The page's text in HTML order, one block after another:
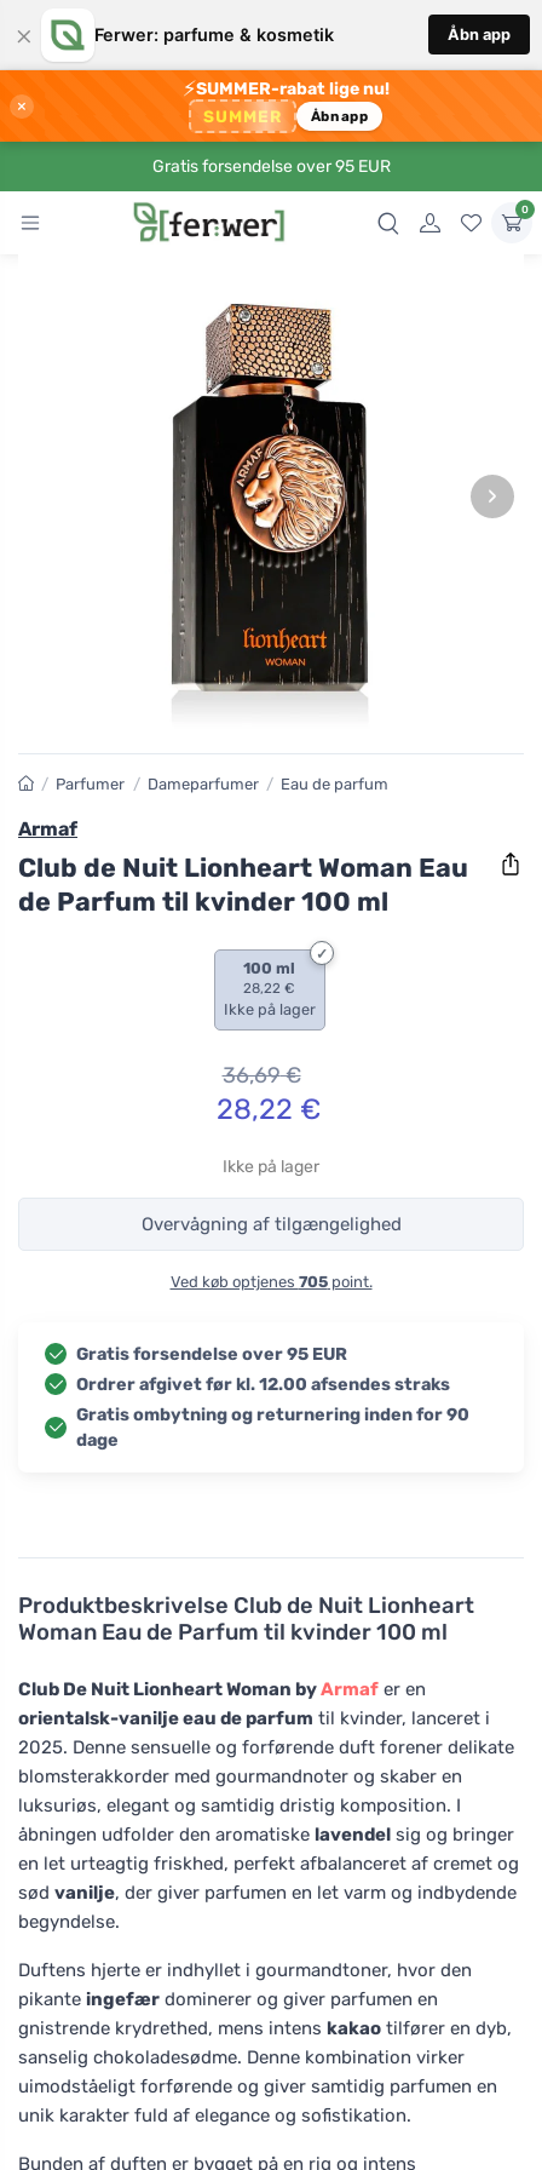
× Ferwer: parfume & kosmetik Åbn app
×
⚡SUMMER-rabat lige nu!
SUMMER Åbn app
Gratis forsendelse over 95 EUR
0
›
Produktbeskrivelse Club de Nuit Lionheart
Woman Eau de Parfum til kvinder 100 ml
Club De Nuit Lionheart Woman byArmaf er en
orientalsk-vanilje eau de parfum til kvinder, lanceret i
2025. Denne sensuelle og forførende duft forener delikate
blomsterakkorder med gourmandnoter og skaber en
luksuriøs, elegant og samtidig dristig komposition. I
åbningen udfolder den aromatiske lavendel sig og bringer
en let urteagtig friskhed, perfekt afbalanceret af cremet og
sød vanilje, der giver parfumen en let varm og indbydende
begyndelse.
Duftens hjerte er indhyllet i gourmandtoner, hvor den
pikante ingefær dominerer og giver parfumen en
gnistrende krydrethed, mens intens kakao tilfører en dyb,
sanselig chokoladesødme. Denne kombination virker
uimodståeligt forførende og giver samtidig parfumen en
unik karakter fuld af elegance og sofistikation.
Bunden af duften er bygget på en rig og intens
/ Parfumer / Dameparfumer / Eau de parfum
Armaf
Club de Nuit Lionheart Woman Eau
de Parfum til kvinder 100 ml
100 ml
28,22 €
Ikke på lager
36,69€
28,22 €
Ikke på lager
Overvågning af tilgængelighed
Ved køb optjenes 705point.
Gratis forsendelse over 95 EUR
Ordrer afgivet før kl. 12.00 afsendes straks
Gratis ombytning og returnering inden for 90
dage